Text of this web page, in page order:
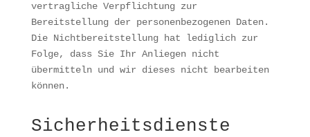
vertragliche Verpflichtung zur
Bereitstellung der personenbezogenen Daten.
Die Nichtbereitstellung hat lediglich zur
Folge, dass Sie Ihr Anliegen nicht
übermitteln und wir dieses nicht bearbeiten
können.
Sicherheitsdienste